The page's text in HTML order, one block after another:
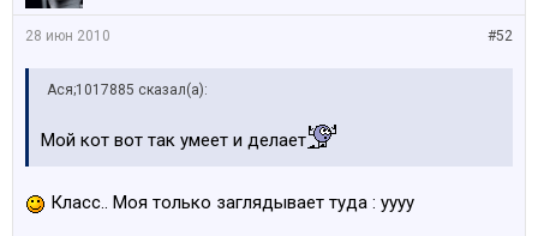
#52
28 июн 2010
Ася;1017885 сказал(а):
Мой кот вот так умеет и делает
Класс.. Моя только заглядывает туда : уууу